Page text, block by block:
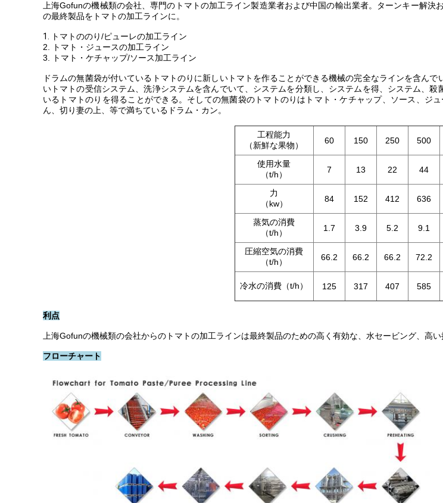
上海Gofunの機械類の会社、専門のトマトの加工ライン製造業者および中国の輸出業者。ターンキー解
の最終製品をトマトの加工ラインに。
1.
トマトののり/ピューレの加工ライン
2. トマト・ジュースの加工ライン
3. トマト・ケチャップ/ソース加工ライン
ドラムの無菌袋が付いているトマトのりに新しいトマトを作ることができる機械の完全なラインを含ん
いトマトの受信システム、洗浄システムを含んでいて、システムを分類し、システムを得、システム、
いるトマトのりを得ることができる。そしての無菌袋のトマトのりはトマト・ケチャップ、ソース、ジ
ん、切り妻の上、等で満ちているドラム・カン。
工程能力
（新鮮な果物）
60 150 250 500
使用水量
（t/h）
7 13 22 44
力
（kw）
84 152 412 636
蒸気の消費
（t/h）
1.7 3.9 5.2 9.1
圧縮空気の消費
（t/h）
66.2 66.2 66.2 72.2
冷水の消費（t/h） 125 317 407 585
利点
上海Gofunの機械類の会社からのトマトの加工ラインは最終製品のための高く有効な、水セービング、高
フローチャート